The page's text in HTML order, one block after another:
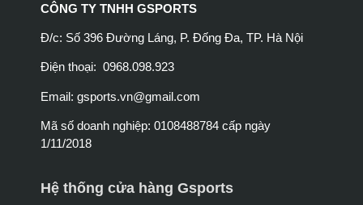
CÔNG TY TNHH GSPORTS
Đ/c: Số 396 Đường Láng, P. Đống Đa, TP. Hà Nội
Điện thoại: 0968.098.923
Email: gsports.vn@gmail.com
Mã số doanh nghiệp: 0108488784 cấp ngày
1/11/2018
Hệ thống cửa hàng Gsports